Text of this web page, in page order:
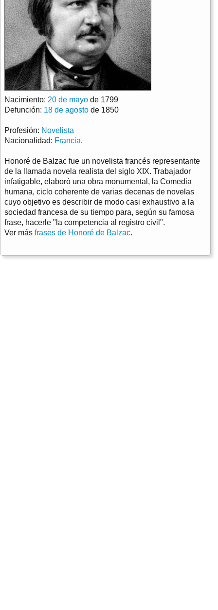
Nacimiento: 20 de mayo de 1799
Defunción: 18 de agosto de 1850
Profesión: Novelista
Nacionalidad: Francia.
Honoré de Balzac fue un novelista francés representante
de la llamada novela realista del siglo XIX. Trabajador
infatigable, elaboró una obra monumental, la Comedia
humana, ciclo coherente de varias decenas de novelas
cuyo objetivo es describir de modo casi exhaustivo a la
sociedad francesa de su tiempo para, según su famosa
frase, hacerle "la competencia al registro civil".
Ver más frases de Honoré de Balzac.